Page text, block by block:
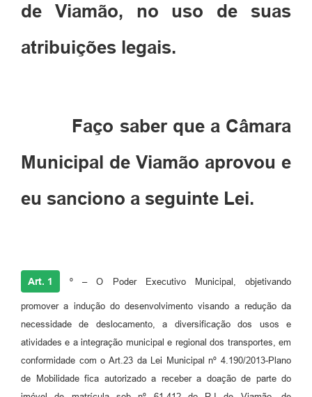
de Viamão, no uso de suas
atribuições legais.
Faço saber que a Câmara
Municipal de Viamão aprovou e
eu sanciono a seguinte Lei.
Art. 1 º – O Poder Executivo Municipal, objetivando
promover a indução do desenvolvimento visando a redução da
necessidade de deslocamento, a diversificação dos usos e
atividades e a integração municipal e regional dos transportes, em
conformidade com o Art.23 da Lei Municipal nº 4.190/2013-Plano
de Mobilidade fica autorizado a receber a doação de parte do